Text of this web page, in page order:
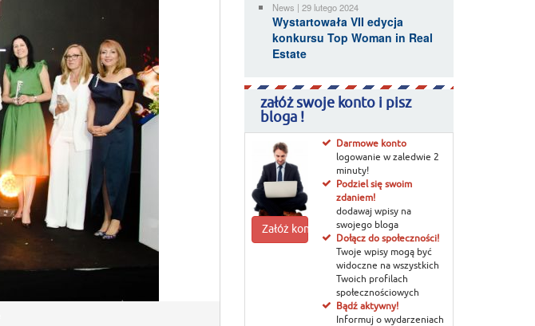
News | 29 lutego 2024
Wystartowała VII edycja
konkursu Top Woman in Real
Estate
załóż swoje konto i pisz
bloga !
Załóż konto
Darmowe konto
logowanie w zaledwie 2
minuty!
Podziel się swoim
zdaniem!
dodawaj wpisy na
swojego bloga
Dołącz do społeczności!
Twoje wpisy mogą być
widoczne na wszystkich
Twoich profilach
społecznościowych
Bądź aktywny!
Informuj o wydarzeniach